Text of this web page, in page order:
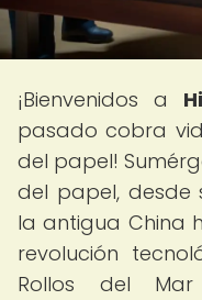
¡Bienvenidos a
pasado cobra
del papel!
del papel, desde
la antigua China
revolución
Rollos del